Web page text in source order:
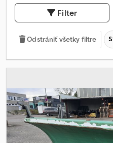
Filter
Odstrániť všetky filtre